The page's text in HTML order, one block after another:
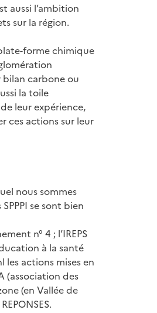
aussi l’ambition
sur la région.
forme chimique
carbone ou
la toile
leur expérience,
ces actions sur leur
nous sommes
se sont bien
n° 4 ; l’IREPS
à la santé
les actions mises en
(association des
(en Vallée de